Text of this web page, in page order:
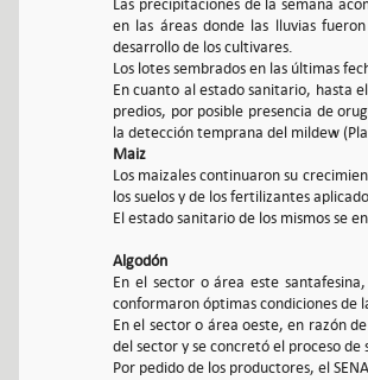
Las precipitaciones de la semana
en las áreas donde las lluvias
desarrollo de los cultivares.
Los lotes sembrados en las últimas
En cuanto al estado sanitario, hasta
predios, por posible presencia de
la detección temprana del mildew
Maiz
Los maizales continuaron su
los suelos y de los fertilizantes
El estado sanitario de los mismos se
Algodón
En el sector o área este
conformaron óptimas condiciones de
En el sector o área oeste, en razón
del sector y se concretó el proceso de
Por pedido de los productores, el